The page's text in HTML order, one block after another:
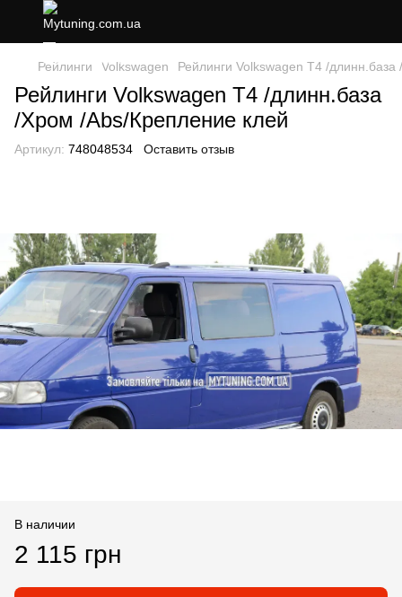
Рейлинги Volkswagen Рейлинги Volkswagen Т4 /
Рейлинги Volkswagen Т4 /длинн.база
/Хром /Abs/Крепление клей
Артикул: 748048534 Оставить отзыв
В наличии
2 115 грн